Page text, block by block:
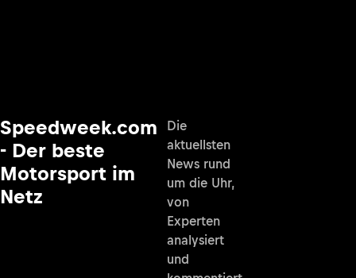
Speedweek.com
- Der beste
Motorsport im
Netz
Die
aktuellsten
News rund
um die Uhr,
von
Experten
analysiert
und